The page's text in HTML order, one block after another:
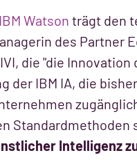
IBM Watson trägt den
des Partner
die "die
der IBM IA, die
Standardmethoden
Intelligenz